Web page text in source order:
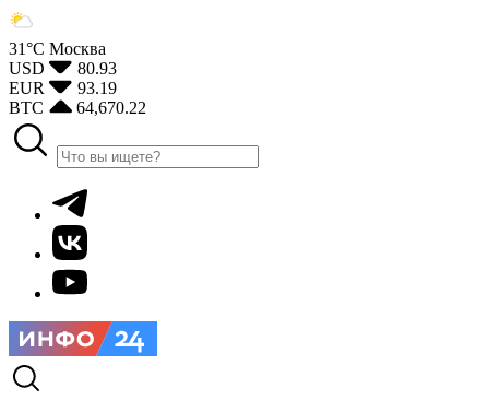
31°С Москва
USD
80.93
EUR
93.19
BTC
64,670.22